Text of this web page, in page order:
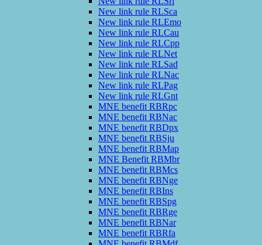
New link rule RLSca
New link rule RLEmo
New link rule RLCau
New link rule RLCpp
New link rule RLNet
New link rule RLSad
New link rule RLNac
New link rule RLPag
New link rule RLGnt
MNE benefit RBRpc
MNE benefit RBNac
MNE benefit RBDpx
MNE benefit RBSju
MNE benefit RBMap
MNE Benefit RBMbr
MNE benefit RBMcs
MNE benefit RBNge
MNE benefit RBIns
MNE benefit RBSpg
MNE benefit RBRge
MNE benefit RBNar
MNE benefit RBRfa